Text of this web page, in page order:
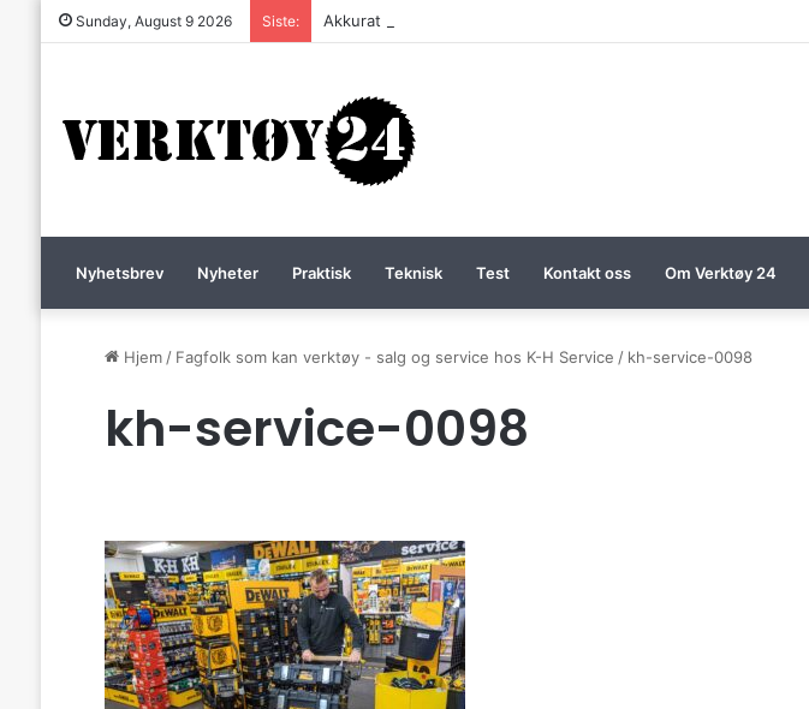
Sunday, August 9 2026 Siste: Akkurat nå er batteri-bordsaga til Festool billigere
Nyhetsbrev Nyheter Praktisk Teknisk Test Kontakt oss Om Verktøy 24
Hjem / Fagfolk som kan verktøy - salg og service hos K-H Service / kh-service-0098
kh-service-0098